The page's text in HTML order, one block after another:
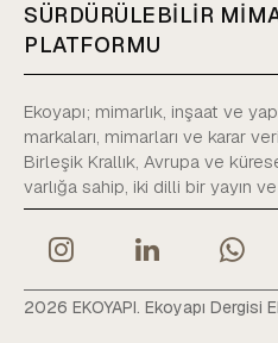
SÜRDÜRÜLEBİLİR
PLATFORMU
Ekoyapı; mimarlık, inşaat ve
markaları, mimarları ve karar
Birleşik Krallık, Avrupa ve
varlığa sahip, iki dilli bir yayın
2026 EKOYAPI. Ekoyapı Dergisi